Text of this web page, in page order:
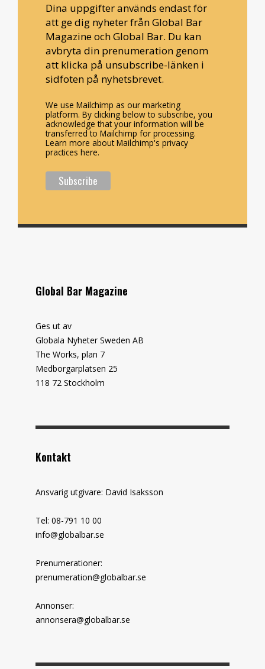
Dina uppgifter används endast för
att ge dig nyheter från Global Bar
Magazine och Global Bar. Du kan
avbryta din prenumeration genom
att klicka på unsubscribe-länken i
sidfoten på nyhetsbrevet.
We use Mailchimp as our marketing
platform. By clicking below to subscribe, you
acknowledge that your information will be
transferred to Mailchimp for processing.
Learn more about Mailchimp's privacy
practices here.
Global Bar Magazine
Ges ut av
Globala Nyheter Sweden AB
The Works, plan 7
Medborgarplatsen 25
118 72 Stockholm
Kontakt
Ansvarig utgivare: David Isaksson
Tel: 08-791 10 00
info@globalbar.se
Prenumerationer:
prenumeration@globalbar.se
Annonser:
annonsera@globalbar.se